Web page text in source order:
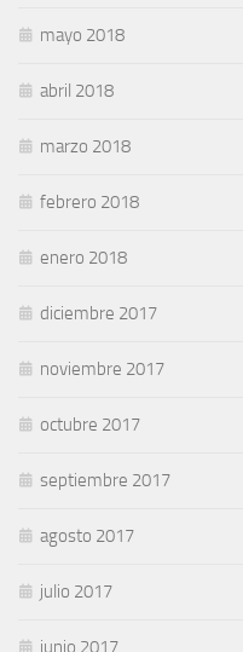
mayo 2018
abril 2018
marzo 2018
febrero 2018
enero 2018
diciembre 2017
noviembre 2017
octubre 2017
septiembre 2017
agosto 2017
julio 2017
junio 2017